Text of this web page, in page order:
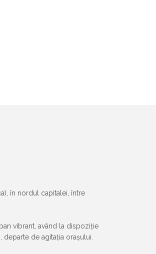
în nordul capitalei, între
vibrant, având la dispoziție
de agitația orașului.